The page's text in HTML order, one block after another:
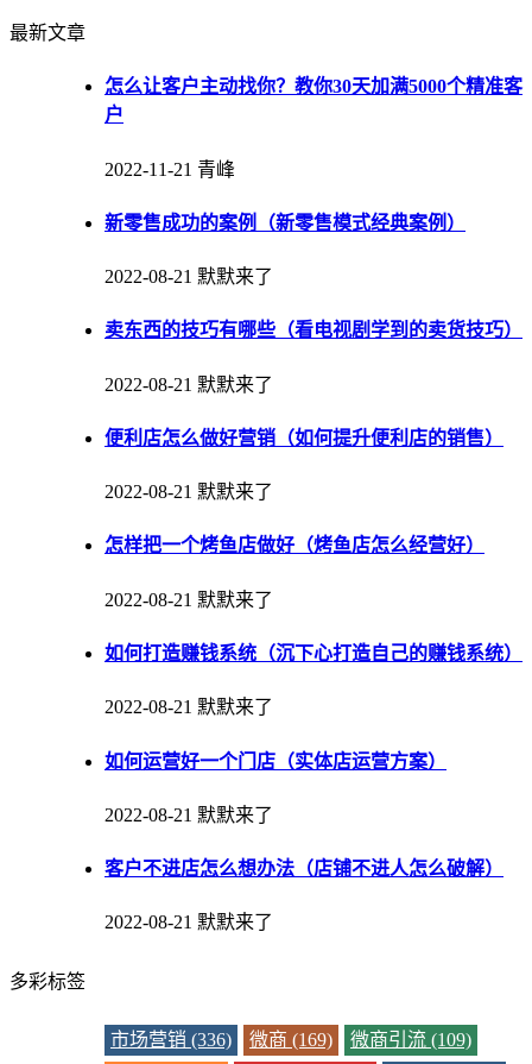
最新文章
怎么让客户主动找你？教你30天加满5000个精准客
户
2022-11-21 青峰
新零售成功的案例（新零售模式经典案例）
2022-08-21 默默来了
卖东西的技巧有哪些（看电视剧学到的卖货技巧）
2022-08-21 默默来了
便利店怎么做好营销（如何提升便利店的销售）
2022-08-21 默默来了
怎样把一个烤鱼店做好（烤鱼店怎么经营好）
2022-08-21 默默来了
如何打造赚钱系统（沉下心打造自己的赚钱系统）
2022-08-21 默默来了
如何运营好一个门店（实体店运营方案）
2022-08-21 默默来了
客户不进店怎么想办法（店铺不进人怎么破解）
2022-08-21 默默来了
多彩标签
市场营销 (336) 微商 (169) 微商引流 (109)